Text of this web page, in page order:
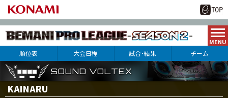
順位表 大会日程 試合･結果
SOUND VOLTEX
チーム
SOUND VOLTEX
SOUND VOLTEX
KAINARU